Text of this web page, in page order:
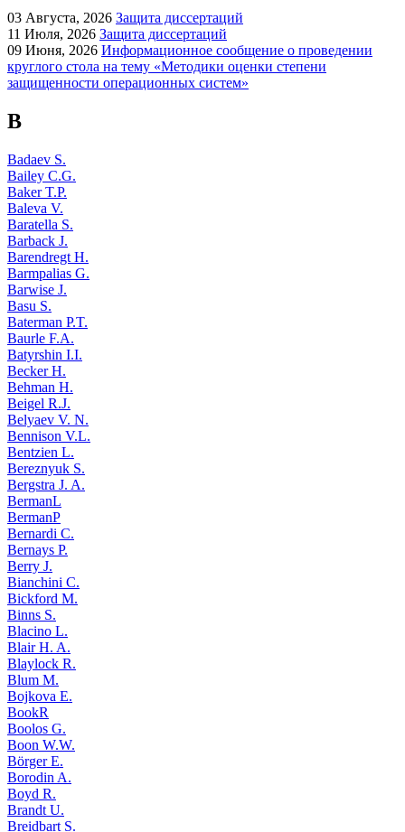
03 Августа, 2026 Защита диссертаций
11 Июля, 2026 Защита диссертаций
09 Июня, 2026 Информационное сообщение о проведении
круглого стола на тему «Методики оценки степени
защищенности операционных систем»
B
Badaev S.
Bailey C.G.
Baker T.P.
Baleva V.
Baratella S.
Barback J.
Barendregt H.
Barmpalias G.
Barwise J.
Basu S.
Baterman P.T.
Baurle F.A.
Batyrshin I.I.
Becker H.
Behman H.
Beigel R.J.
Belyaev V. N.
Bennison V.L.
Bentzien L.
Bereznyuk S.
Bergstra J. A.
BermanL
BermanP
Bernardi C.
Bernays P.
Berry J.
Bianchini C.
Bickford M.
Binns S.
Blacino L.
Blair H. A.
Blaylock R.
Blum M.
Bojkova E.
BookR
Boolos G.
Boon W.W.
Börger E.
Borodin A.
Boyd R.
Brandt U.
Breidbart S.